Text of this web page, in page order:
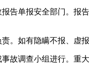
告单报安全部门。
。如有隐瞒不报、虚
故调查小组进行。